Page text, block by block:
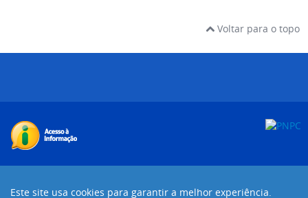
Este site usa cookies para garantir a melhor experiência.
Voltar para o topo
Desenvolvido com o CMS de código aberto Joomla!